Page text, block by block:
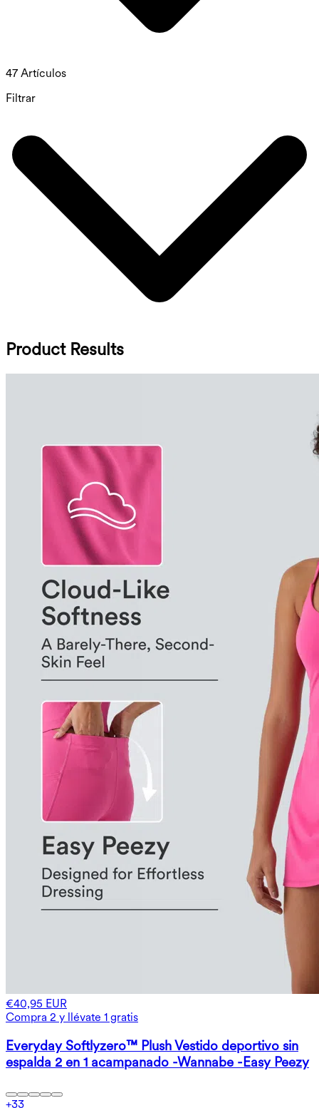
47 Artículos
Filtrar
Product Results
€40,95 EUR
Compra 2 y llévate 1 gratis
Everyday Softlyzero™ Plush Vestido deportivo sin
espalda 2 en 1 acampanado -Wannabe -Easy Peezy
+33